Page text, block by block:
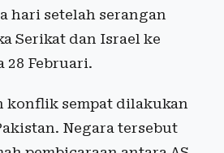
hari setelah serangan
Serikat dan Israel ke
28 Februari.
konflik sempat dilakukan
Negara tersebut